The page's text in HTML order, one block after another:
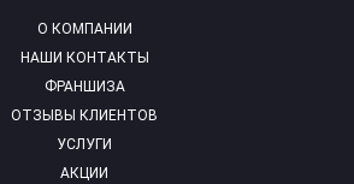
О КОМПАНИИ
НАШИ КОНТАКТЫ
ФРАНШИЗА
ОТЗЫВЫ КЛИЕНТОВ
УСЛУГИ
АКЦИИ